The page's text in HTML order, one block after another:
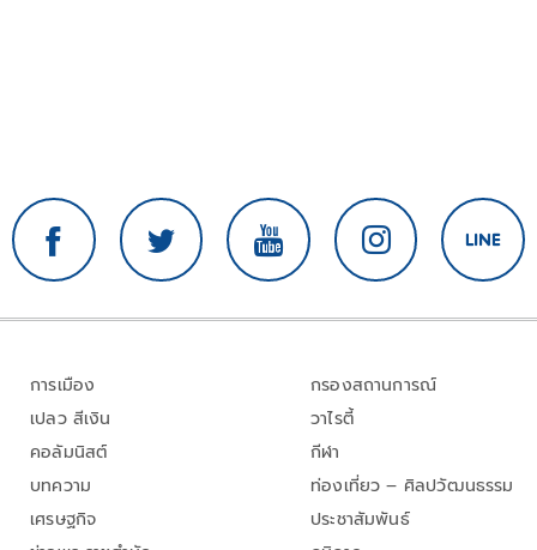
การเมือง
เปลว สีเงิน
คอลัมนิสต์
บทความ
เศรษฐกิจ
กรองสถานการณ์
วาไรตี้
กีฬา
ท่องเที่ยว – ศิลปวัฒนธรรม
ประชาสัมพันธ์